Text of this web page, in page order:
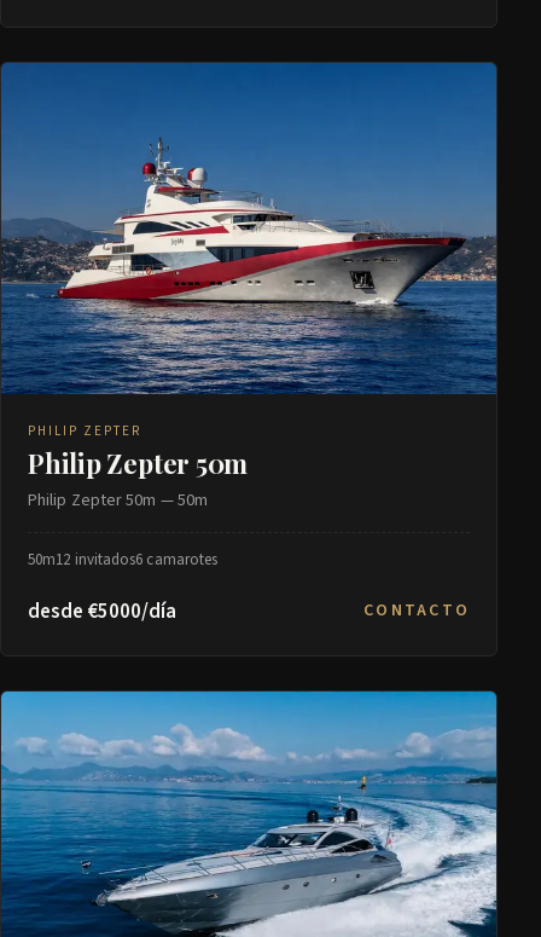
PHILIP ZEPTER
Philip Zepter 50m
Philip Zepter 50m — 50m
50m12 invitados6 camarotes
desde €5000/día CONTACTO